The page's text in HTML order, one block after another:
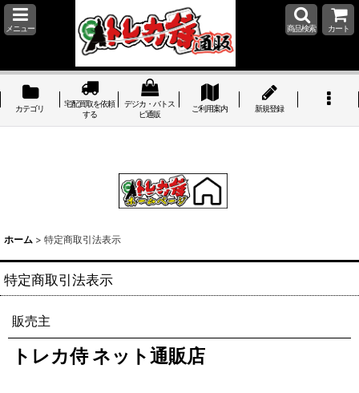
メニュー 商品検索 カート
カテゴリ
宅配買取を依頼
する
デジカ・バトス
ピ通販
ご利用案内 新規登録
ホーム > 特定商取引法表示
特定商取引法表示
販売主
トレカ侍 ネット通販店